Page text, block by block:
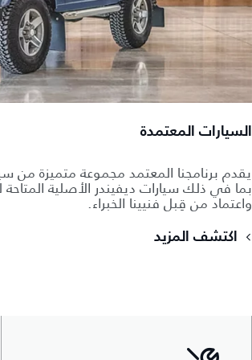
السيارات المعتمدة
يقدم برنامجنا المعتمد مجموعة متميزة من
بما في ذلك سيارات ديفيندر الأصلية
واعتماد من قِبل فنيينا الخبراء.
اكتشف المزيد